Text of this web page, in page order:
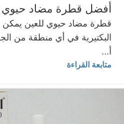
أفضل قطرة مضاد حيوي
قطرة مضاد حيوي للعين يمكن
البكتيرية في أي منطقة من
أ...
متابعة القراءة